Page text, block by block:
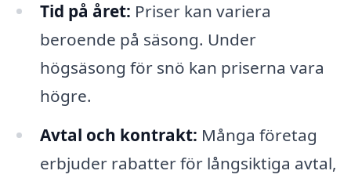
Tid på året: Priser kan variera
beroende på säsong. Under
högsäsong för snö kan priserna vara
högre.
Avtal och kontrakt: Många företag
erbjuder rabatter för långsiktiga avtal,